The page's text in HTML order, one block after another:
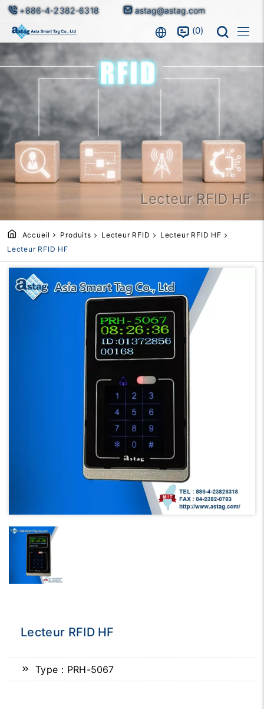
+886-4-2382-6318 astag@astag.com
0
Lecteur RFID HF
Accueil Produits Lecteur RFID
Lecteur RFID HF
Lecteur RFID HF
Lecteur RFID HF
Type：PRH-5067